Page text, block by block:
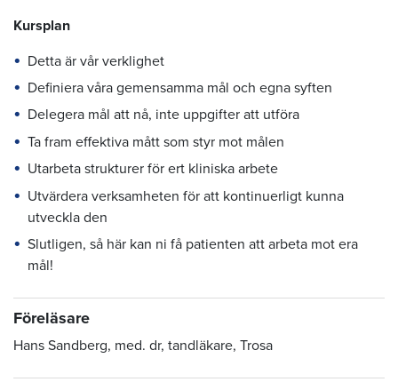
Kursplan
Detta är vår verklighet
Definiera våra gemensamma mål och egna syften
Delegera mål att nå, inte uppgifter att utföra
Ta fram effektiva mått som styr mot målen
Utarbeta strukturer för ert kliniska arbete
Utvärdera verksamheten för att kontinuerligt kunna
utveckla den
Slutligen, så här kan ni få patienten att arbeta mot era
mål!
Föreläsare
Hans Sandberg, med. dr, tandläkare, Trosa